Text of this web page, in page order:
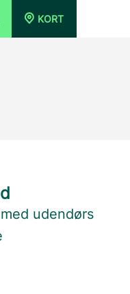
KORT
udendørs